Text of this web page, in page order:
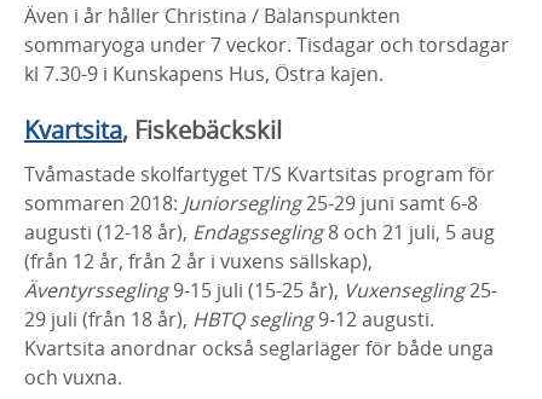
Även i år håller Christina / Balanspunkten
sommaryoga under 7 veckor. Tisdagar och torsdagar
kl 7.30-9 i Kunskapens Hus, Östra kajen.
Kvartsita, Fiskebäckskil
Tvåmastade skolfartyget T/S Kvartsitas program för
sommaren 2018: Juniorsegling25-29 juni samt 6-8
augusti (12-18 år), Endagssegling8 och 21 juli, 5 aug
(från 12 år, från 2 år i vuxens sällskap),
Äventyrssegling9-15 juli (15-25 år), Vuxensegling25-
29 juli (från 18 år), HBTQ segling9-12 augusti.
Kvartsita anordnar också seglarläger för både unga
och vuxna.